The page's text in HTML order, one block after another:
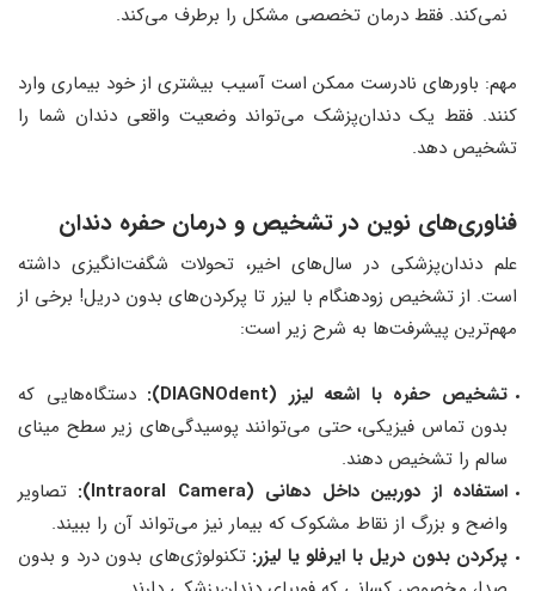
نمی‌کند. فقط درمان تخصصی مشکل را برطرف می‌کند.
مهم: باورهای نادرست ممکن است آسیب بیشتری از خود بیماری وارد
کنند. فقط یک دندان‌پزشک می‌تواند وضعیت واقعی دندان شما را
تشخیص دهد.
فناوری‌های نوین در تشخیص و درمان حفره دندان
علم دندان‌پزشکی در سال‌های اخیر، تحولات شگفت‌انگیزی داشته
است. از تشخیص زودهنگام با لیزر تا پرکردن‌های بدون دریل! برخی از
مهم‌ترین پیشرفت‌ها به شرح زیر است:
تشخیص حفره با اشعه لیزر (DIAGNOdent):
دستگاه‌هایی که
بدون تماس فیزیکی، حتی می‌توانند پوسیدگی‌های زیر سطح مینای
سالم را تشخیص دهند.
استفاده از دوربین داخل دهانی (Intraoral Camera):
تصاویر
واضح و بزرگ از نقاط مشکوک که بیمار نیز می‌تواند آن را ببیند.
پرکردن بدون دریل با ایرفلو یا لیزر: تکنولوژی‌های بدون درد و بدون